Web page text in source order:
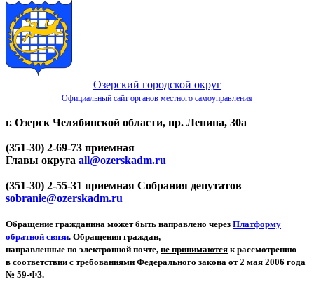
Озерский городской округ
Официальный сайт органов местного самоуправления
г. Озерск Челябинской области, пр. Ленина, 30а
(351-30) 2-69-73 приемная
Главы округа all@ozerskadm.ru
(351-30) 2-55-31 приемная Собрания депутатов
sobranie@ozerskadm.ru
Обращение гражданина может быть направлено через Платформу
обратной связи. Обращения граждан,
направленные по электронной почте, не принимаются к рассмотрению
в соответствии с требованиями Федерального закона от 2 мая 2006 года
№ 59-ФЗ.